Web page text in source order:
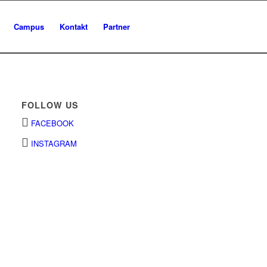
Campus Kontakt Partner
FOLLOW US
FACEBOOK
INSTAGRAM